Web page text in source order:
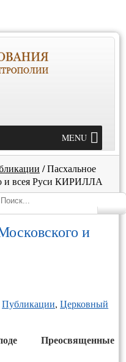
MENU
/Пасхальное
и всея Руси КИРИЛЛА
и
Публикации,Церковный
Преосвященные